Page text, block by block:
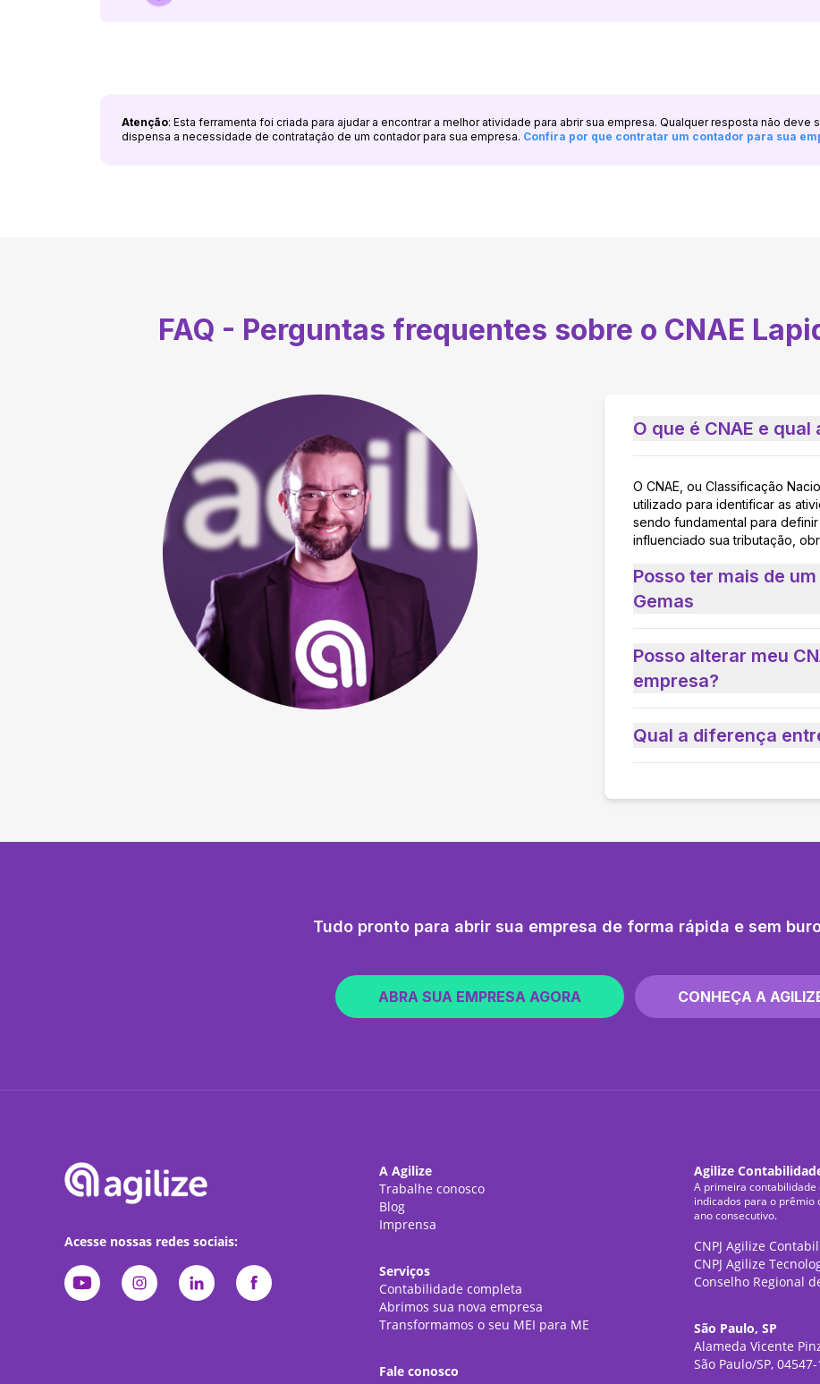
Atenção: Esta ferramenta foi criada para ajudar a encontrar a melhor atividade para abrir sua empresa. Qualquer resposta não
dispensa a necessidade de contratação de um contador para sua empresa. Confira por que contratar um contador para sua
FAQ - Perguntas frequentes sobre o CNAE
O que é CNAE e
O CNAE, ou Classificação
utilizado para identificar as
sendo fundamental para
influenciado sua tributação,
Posso ter mais de
Gemas
Posso alterar meu
empresa?
Qual a diferença
Tudo pronto para abrir sua empresa de forma rápida e sem
ABRA SUA EMPRESA AGORA CONHEÇA A
Acesse nossas redes sociais:
A Agilize
Trabalhe conosco
Blog
Imprensa
Serviços
Contabilidade completa
Abrimos sua nova empresa
Transformamos o seu MEI para ME
Fale conosco
Agilize
A primeira contabilidade
indicados para o prêmio
ano consecutivo.
CNPJ Agilize
CNPJ Agilize
Conselho Regional
São Paulo, SP
Alameda Vicente
São Paulo/SP,